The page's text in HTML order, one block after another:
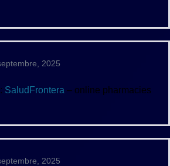
2025
SaludFrontera – online pharmacies
2025